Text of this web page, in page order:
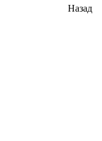
Назад